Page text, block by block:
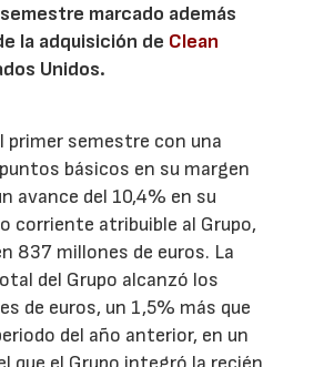
marcado además
la adquisición de Clean
Unidos.
primer semestre con una
básicos en su margen
avance del 10,4% en su
corriente atribuible al Grupo,
837 millones de euros. La
del Grupo alcanzó los
de euros, un 1,5% más que
del año anterior, en un